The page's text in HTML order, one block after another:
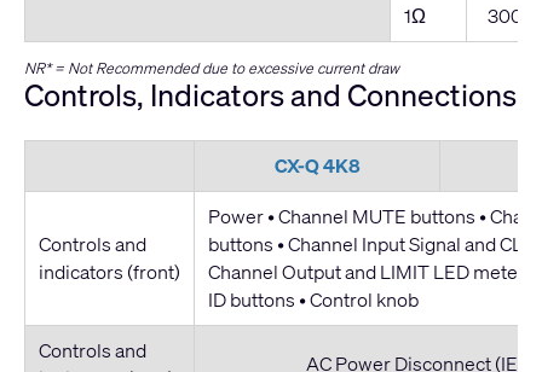
1Ω
3000
NR* = Not Recommended due to excessive current draw
Controls, Indicators and Connections
CX-Q 4K8
Controls and
indicators (front)
Power • Channel MUTE buttons •
buttons • Channel Input Signal and
Channel Output and LIMIT LED meters
ID buttons • Control knob
Controls and
AC Power Disconnect (IEC